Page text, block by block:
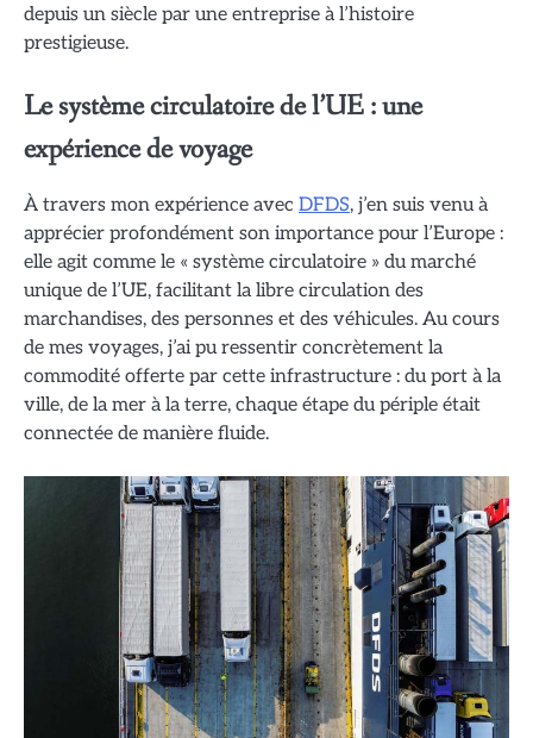
depuis un siècle par une entreprise à l’histoire
prestigieuse.
Le système circulatoire de l’UE : une
expérience de voyage
À travers mon expérience avec DFDS, j’en suis venu à
apprécier profondément son importance pour l’Europe :
elle agit comme le « système circulatoire » du marché
unique de l’UE, facilitant la libre circulation des
marchandises, des personnes et des véhicules. Au cours
de mes voyages, j’ai pu ressentir concrètement la
commodité offerte par cette infrastructure : du port à la
ville, de la mer à la terre, chaque étape du périple était
connectée de manière fluide.